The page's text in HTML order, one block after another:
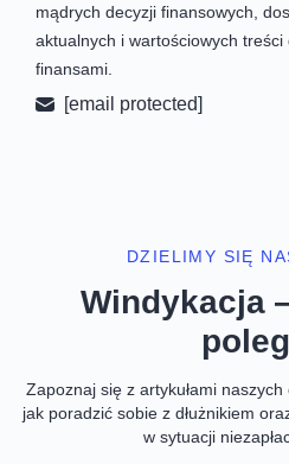
mądrych decyzji finansowych,
aktualnych i wartościowych
finansami.
[email protected]
DZIELIMY SIĘ
Windykacja
Zapoznaj się z artykułami
jak poradzić sobie z dłużnikiem
w sytuacji